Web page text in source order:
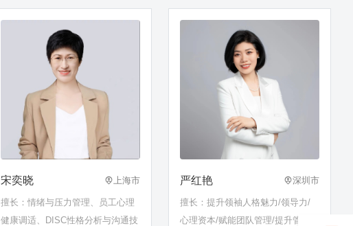
宋奕晓 上海市
擅长：情绪与压力管理、员工心理
健康调适、DISC性格分析与沟通技
严红艳 深圳市
擅长：提升领袖人格魅力/领导力/
心理资本/赋能团队管理/提升管理